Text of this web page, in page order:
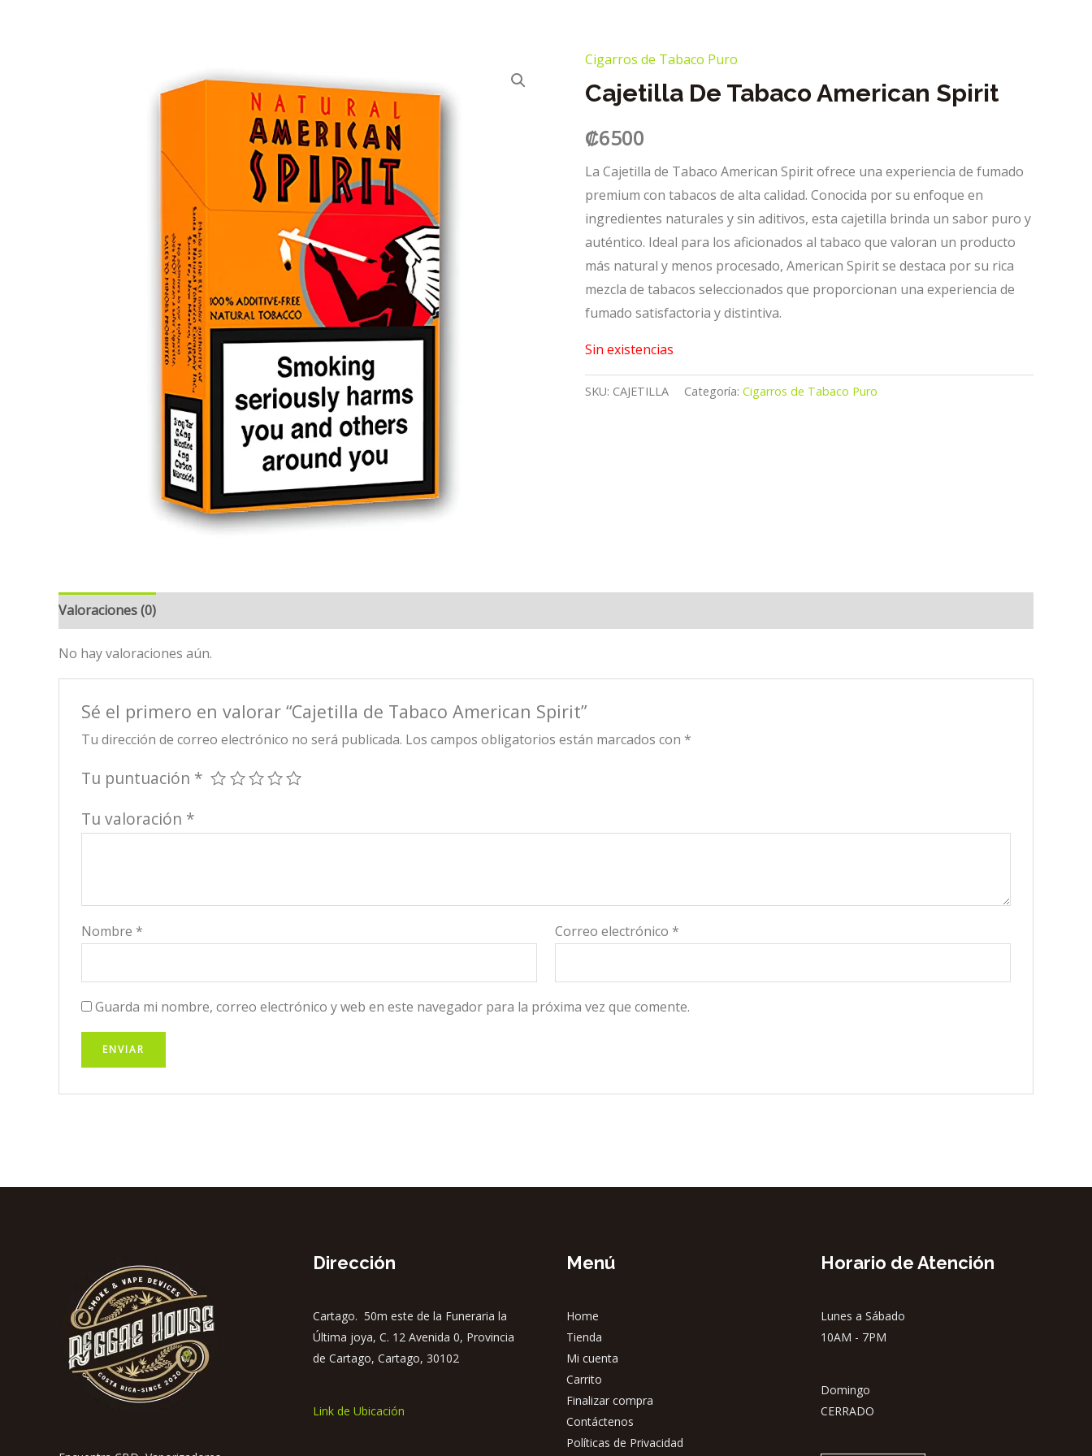
Cigarros de Tabaco Puro
Cajetilla De Tabaco American Spirit
₡6500
La Cajetilla de Tabaco American Spirit ofrece una experiencia de fumado
premium con tabacos de alta calidad. Conocida por su enfoque en
ingredientes naturales y sin aditivos, esta cajetilla brinda un sabor puro y
auténtico. Ideal para los aficionados al tabaco que valoran un producto
más natural y menos procesado, American Spirit se destaca por su rica
mezcla de tabacos seleccionados que proporcionan una experiencia de
fumado satisfactoria y distintiva.
Sin existencias
SKU: CAJETILLA Categoría: Cigarros de Tabaco Puro
Valoraciones (0)
No hay valoraciones aún.
Sé el primero en valorar “Cajetilla de Tabaco American Spirit”
Tu dirección de correo electrónico no será publicada. Los campos obligatorios están marcados con *
Tu puntuación *
Tu valoración *
Nombre * Correo electrónico *
Guarda mi nombre, correo electrónico y web en este navegador para la próxima vez que comente.
Dirección
Cartago. 50m este de la Funeraria la
Última joya, C. 12 Avenida 0, Provincia
de Cartago, Cartago, 30102
Link de Ubicación
Menú
Home
Tienda
Mi cuenta
Carrito
Finalizar compra
Contáctenos
Políticas de Privacidad
Horario de Atención
Lunes a Sábado
10AM - 7PM
Domingo
CERRADO